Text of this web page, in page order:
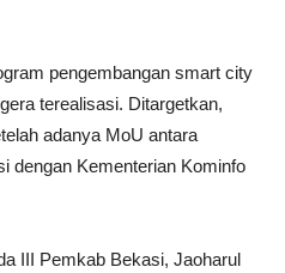
pengembangan smart city
terealisasi. Ditargetkan,
adanya MoU antara
dengan Kementerian Kominfo
III Pemkab Bekasi, Jaoharul